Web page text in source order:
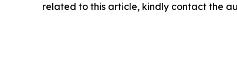
related to this article, kindly contact the